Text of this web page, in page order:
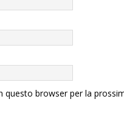
questo browser per la